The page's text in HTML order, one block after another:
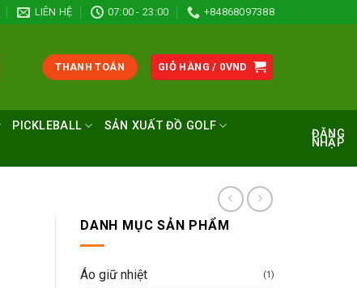
LIÊN HỆ 07:00 - 23:00 +84868097388
THANH TOÁN GIỎ HÀNG / 0VND
PICKLEBALL SẢN XUẤT ĐỒ GOLF
ĐĂNG
NHẬP
DANH MỤC SẢN PHẨM
Áo giữ nhiệt (1)